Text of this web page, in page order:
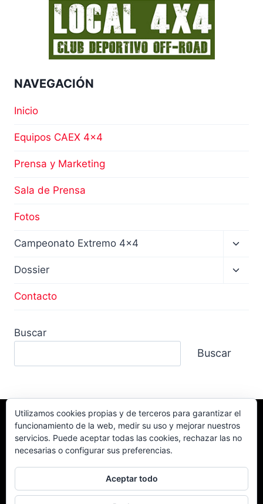
NAVEGACIÓN
Inicio
Equipos CAEX 4×4
Prensa y Marketing
Sala de Prensa
Fotos
Campeonato Extremo 4×4
hijo
Dossier
Contacto
Buscar
Buscar
Facebook TikTok
Instagram
YouTube
Utilizamos cookies propias y de terceros para garantizar el
funcionamiento de la web, medir su uso y mejorar nuestros
servicios. Puede aceptar todas las cookies, rechazar las no
necesarias o configurar sus preferencias.
Aceptar todo